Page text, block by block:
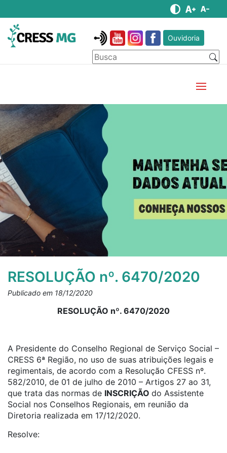
Ouvidoria
RESOLUÇÃO nº. 6470/2020
Publicado em 18/12/2020
RESOLUÇÃO nº. 6470/2020
A Presidente do Conselho Regional de Serviço Social –
CRESS 6ª Região, no uso de suas atribuições legais e
regimentais, de acordo com a Resolução CFESS nº.
582/2010, de 01 de julho de 2010 – Artigos 27 ao 31,
que trata das normas de INSCRIÇÃO do Assistente
Social nos Conselhos Regionais, em reunião da
Diretoria realizada em 17/12/2020.
Resolve: